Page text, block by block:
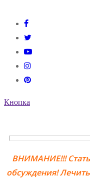
Кнопка
ВНИМАНИЕ!!!
обсуждения!